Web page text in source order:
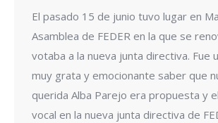
El pasado 15 de junio tuvo lugar en
Asamblea de FEDER en la que se
votaba a la nueva junta directiva. Fue
muy grata y emocionante saber que
querida Alba Parejo era propuesta y
vocal en la nueva junta directiva de